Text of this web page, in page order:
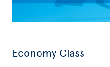
Economy Class